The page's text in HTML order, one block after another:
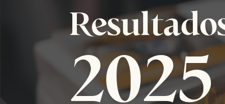
2025